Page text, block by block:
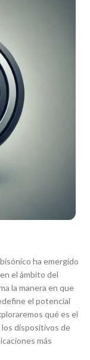
ha emergido
el ámbito del
la manera en que
el potencial
qué es el
los dispositivos de
más